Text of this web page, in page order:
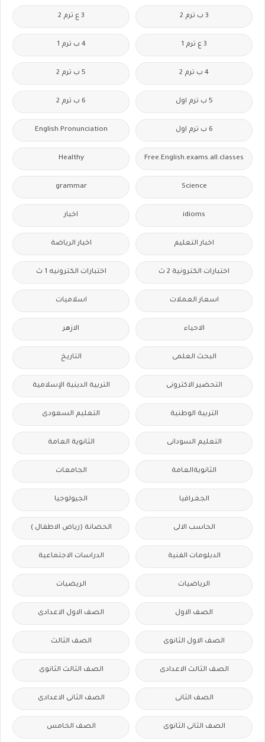
3 ب ترم 2 3 ع ترم 2
3 ع ترم 1 4 ب ترم 1
4 ب ترم 2 5 ب ترم 2
5 ب ترم اول 6 ب ترم 2
6 ب ترم اول English Pronunciation
Free.English.exams.all.classes
Healthy
Science
grammar
idioms اخبار
اخبار التعليم اخبار الرياضة
اختبارات الكترونية 2 ث اختبارات الكترونيه 1 ث
اسعار العملات اسلاميات
الاحياء الازهر
البحث العلمى التاريخ
التحضير الاكترونى التربية الدينية الإسلامية
التربية الوطنية التعليم السعودى
التعليم السودانى الثانوية العامة
الثانويةالعامة الجامعات
الجغرافيا الجيولوجيا
الحاسب الالى الحضانة (رياض الاطفال )
الدبلومات الفنية الدراسات الاجتماعية
الرياضيات الريضيات
الصف الاول الصف الاول الاعدادى
الصف الاول الثانوى الصف الثالث
الصف الثالث الاعدادى الصف الثالث الثانوى
الصف الثانى الصف الثانى الاعدادى
الصف الثانى الثانوى الصف الخامس